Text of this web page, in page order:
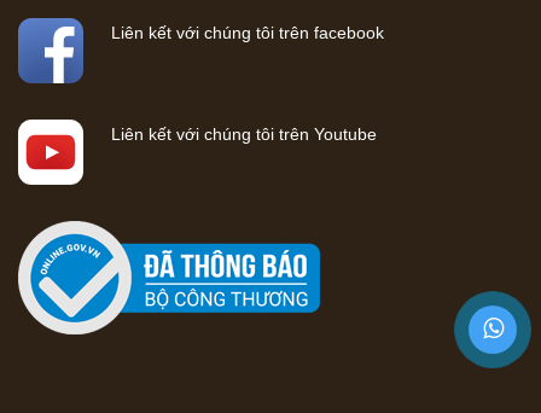
Liên kết với chúng tôi trên facebook
Liên kết với chúng tôi trên Youtube